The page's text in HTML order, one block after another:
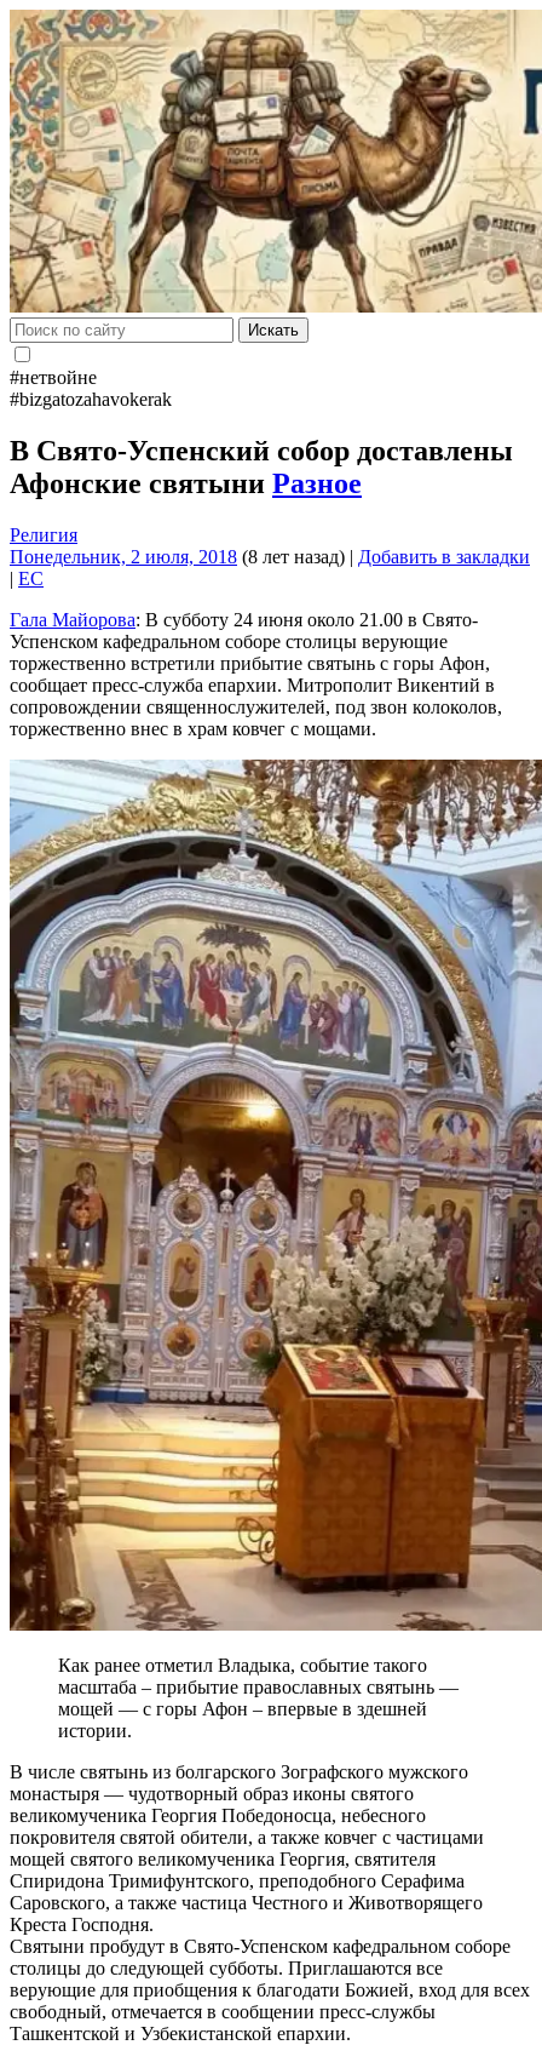
Искать
#нетвойне
#bizgatozahavokerak
В Свято-Успенский собор доставлены
Афонские святыни Разное
Религия
Понедельник, 2 июля, 2018 (8 лет назад) | Добавить в закладки
| EC
Гала Майорова: В субботу 24 июня около 21.00 в Свято-
Успенском кафедральном соборе столицы верующие
торжественно встретили прибытие святынь с горы Афон,
сообщает пресс-служба епархии. Митрополит Викентий в
сопровождении священнослужителей, под звон колоколов,
торжественно внес в храм ковчег с мощами.
Как ранее отметил Владыка, событие такого
масштаба – прибытие православных святынь —
мощей — с горы Афон – впервые в здешней
истории.
В числе святынь из болгарского Зографского мужского
монастыря — чудотворный образ иконы святого
великомученика Георгия Победоносца, небесного
покровителя святой обители, а также ковчег с частицами
мощей святого великомученика Георгия, святителя
Спиридона Тримифунтского, преподобного Серафима
Саровского, а также частица Честного и Животворящего
Креста Господня.
Святыни пробудут в Свято-Успенском кафедральном соборе
столицы до следующей субботы. Приглашаются все
верующие для приобщения к благодати Божией, вход для всех
свободный, отмечается в сообщении пресс-службы
Ташкентской и Узбекистанской епархии.